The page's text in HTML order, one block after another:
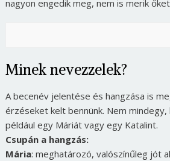
nagyon engedik meg, nem is merik
Minek nevezzelek?
A becenév jelentése és hangzása is
érzéseket kelt bennünk. Nem mindegy,
például egy Máriát vagy egy Katalint.
Csupán a hangzás:
Mária: meghatározó, valószínűleg jót